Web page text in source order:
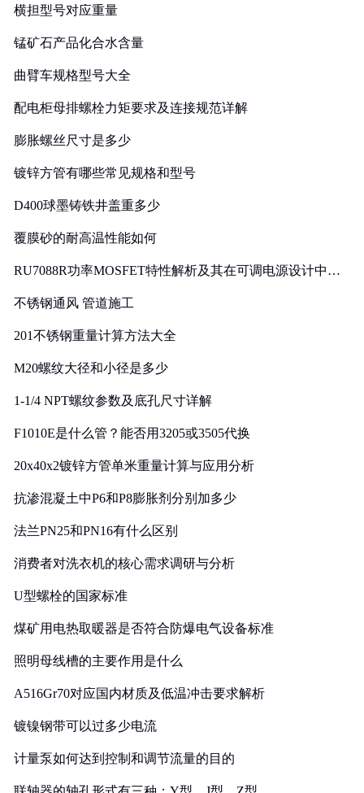
横担型号对应重量
锰矿石产品化合水含量
曲臂车规格型号大全
配电柜母排螺栓力矩要求及连接规范详解
膨胀螺丝尺寸是多少
镀锌方管有哪些常见规格和型号
D400球墨铸铁井盖重多少
覆膜砂的耐高温性能如何
RU7088R功率MOSFET特性解析及其在可调电源设计中的
不锈钢通风 管道施工
201不锈钢重量计算方法大全
M20螺纹大径和小径是多少
1-1/4 NPT螺纹参数及底孔尺寸详解
F1010E是什么管？能否用3205或3505代换
20x40x2镀锌方管单米重量计算与应用分析
抗渗混凝土中P6和P8膨胀剂分别加多少
法兰PN25和PN16有什么区别
消费者对洗衣机的核心需求调研与分析
U型螺栓的国家标准
煤矿用电热取暖器是否符合防爆电气设备标准
照明母线槽的主要作用是什么
A516Gr70对应国内材质及低温冲击要求解析
镀镍钢带可以过多少电流
计量泵如何达到控制和调节流量的目的